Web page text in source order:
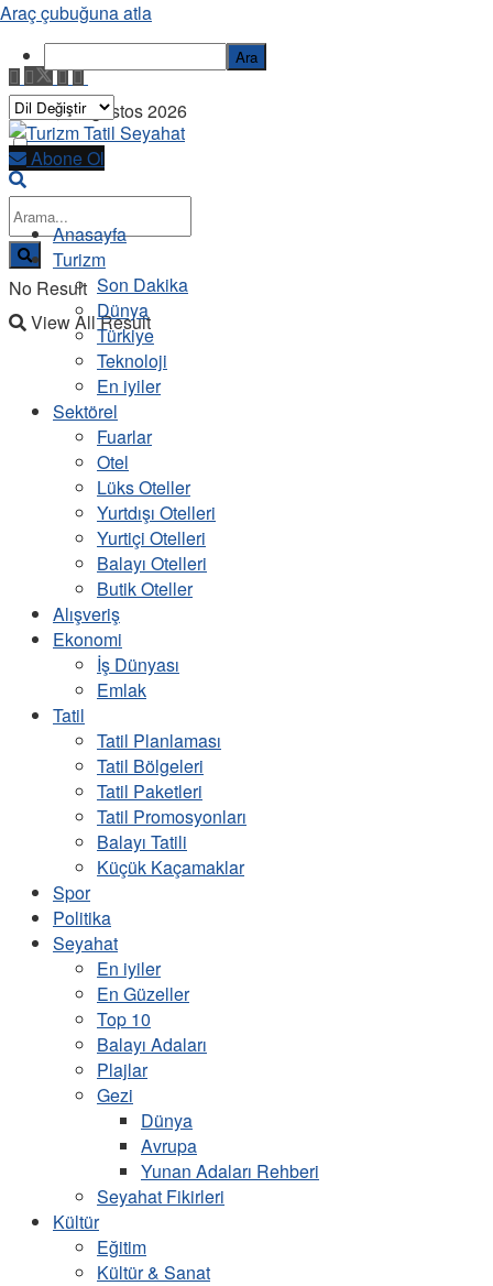
Cuma, 7 Ağustos 2026
No Result
View All Result
Abone Ol
Anasayfa
Turizm
Son Dakika
Dünya
Türkiye
Teknoloji
En iyiler
Sektörel
Fuarlar
Otel
Lüks Oteller
Yurtdışı Otelleri
Yurtiçi Otelleri
Balayı Otelleri
Butik Oteller
Alışveriş
Ekonomi
İş Dünyası
Emlak
Tatil
Tatil Planlaması
Tatil Bölgeleri
Tatil Paketleri
Tatil Promosyonları
Balayı Tatili
Küçük Kaçamaklar
Spor
Politika
Seyahat
En iyiler
En Güzeller
Top 10
Balayı Adaları
Plajlar
Gezi
Dünya
Avrupa
Yunan Adaları Rehberi
Seyahat Fikirleri
Kültür
Eğitim
Kültür & Sanat
Araç çubuğuna atla
Ara